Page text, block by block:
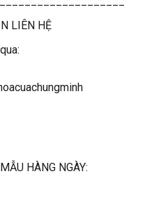
LIÊN HỆ
HÀNG NGÀY: